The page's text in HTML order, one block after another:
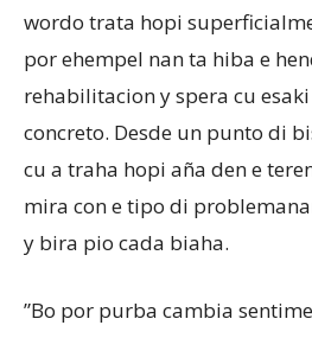
wordo trata hopi
por ehempel nan ta hiba e
rehabilitacion y spera cu
concreto. Desde un punto di
cu a traha hopi aña den e
mira con e tipo di
y bira pio cada biaha.
”Bo por purba cambia